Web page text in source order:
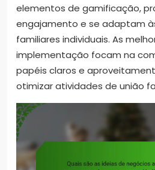
elementos de gamificação,
engajamento e se adaptam
familiares individuais. As
implementação focam na
papéis claros e
otimizar atividades de união